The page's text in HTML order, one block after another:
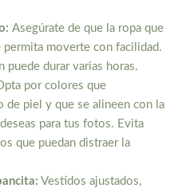
Asegúrate de que la ropa que
permita moverte con facilidad.
puede durar varias horas.
por colores que
de piel y que se alineen con la
para tus fotos. Evita
que puedan distraer la
Vestidos ajustados,